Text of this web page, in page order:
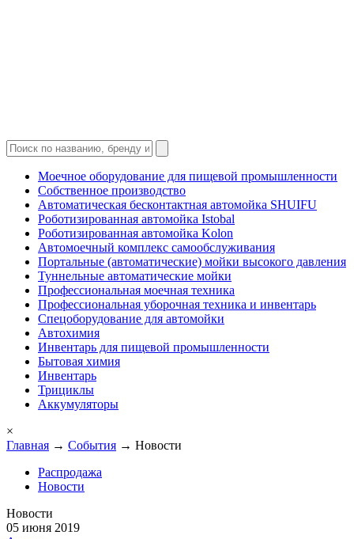
Моечное оборудование для пищевой промышленности
Собственное производство
Автоматическая бесконтактная автомойка SHUIFU
Роботизированная автомойка Istobal
Роботизированная автомойка Kolon
Автомоечный комплекс самообслуживания
Портальные (автоматические) мойки высокого давления
Туннельные автоматические мойки
Профессиональная моечная техника
Профессиональная уборочная техника и инвентарь
Спецоборудование для автомойки
Автохимия
Инвентарь для пищевой промышленности
Бытовая химия
Инвентарь
Трициклы
Аккумуляторы
×
Главная → События → Новости
Распродажа
Новости
Новости
05 июня 2019